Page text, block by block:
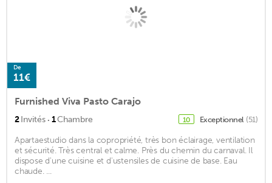
De
11€
Furnished Viva Pasto Carajo
2Invités · 1Chambre 10 Exceptionnel (51)
Apartaestudio dans la copropriété, très bon éclairage, ventilation
et sécurité. Très central et calme. Près du chemin du carnaval. Il
dispose d'une cuisine et d'ustensiles de cuisine de base. Eau
chaude. ...